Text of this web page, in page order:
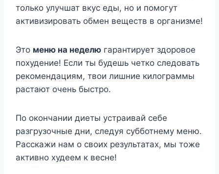
только улучшат вкус еды, но и помогут
активизировать обмен веществ в организме!
Это меню на неделю гарантирует здоровое
похудение! Если ты будешь четко следовать
рекомендациям, твои лишние килограммы
растают очень быстро.
По окончании диеты устраивай себе
разгрузочные дни, следуя субботнему меню.
Расскажи нам о своих результатах, мы тоже
активно худеем к весне!